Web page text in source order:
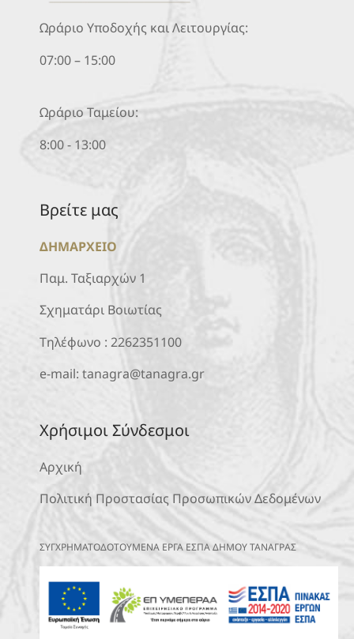
Ωράριο Υποδοχής και Λειτουργίας:
07:00 – 15:00
Ωράριο Ταμείου:
8:00 - 13:00
Βρείτε μας
ΔΗΜΑΡΧΕΙΟ
Παμ. Ταξιαρχών 1
Σχηματάρι Βοιωτίας
Τηλέφωνο : 2262351100
e-mail: tanagra@tanagra.gr
Χρήσιμοι Σύνδεσμοι
Αρχική
Πολιτική Προστασίας Προσωπικών Δεδομένων
ΣΥΓΧΡΗΜΑΤΟΔΟΤΟΥΜΕΝΑ ΕΡΓΑ ΕΣΠΑ ΔΗΜΟΥ ΤΑΝΑΓΡΑΣ